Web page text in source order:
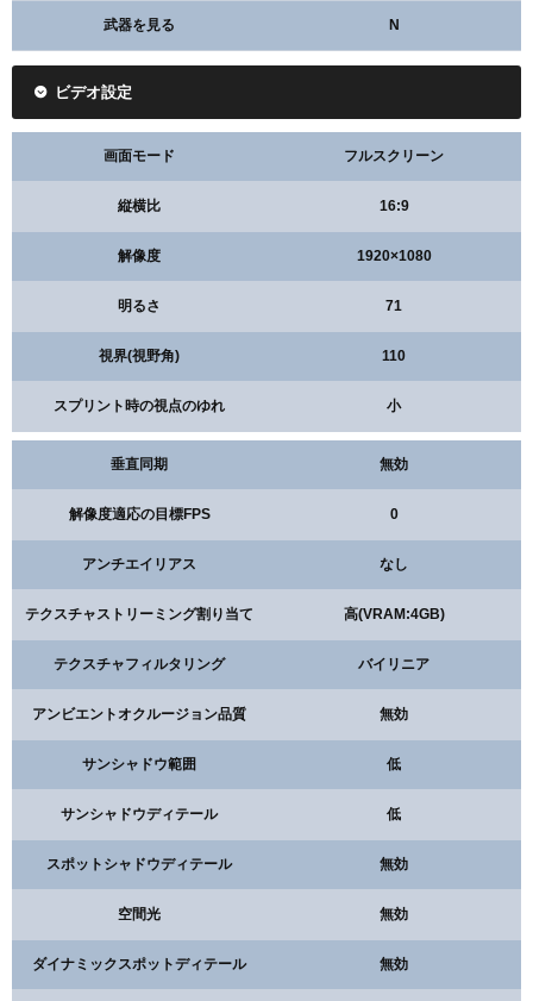
武器を見る N
ビデオ設定
画面モード フルスクリーン
縦横比 16:9
解像度 1920×1080
明るさ 71
視界(視野角) 110
スプリント時の視点のゆれ 小
垂直同期 無効
解像度適応の目標FPS 0
アンチエイリアス なし
テクスチャストリーミング割り当て 高(VRAM:4GB)
テクスチャフィルタリング バイリニア
アンビエントオクルージョン品質 無効
サンシャドウ範囲 低
サンシャドウディテール 低
スポットシャドウディテール 無効
空間光 無効
ダイナミックスポットディテール 無効